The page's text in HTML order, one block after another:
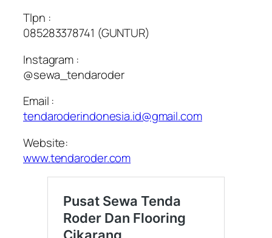
Tlpn :
085283378741 (GUNTUR)
Instagram :
@sewa_tendaroder
Email :
tendaroderindonesia.id@gmail.com
Website:
www.tendaroder.com